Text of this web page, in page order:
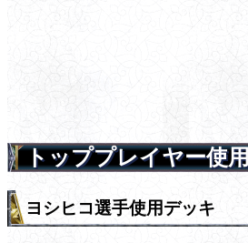
トッププレイヤー使
ヨシヒコ選手使用デッキ